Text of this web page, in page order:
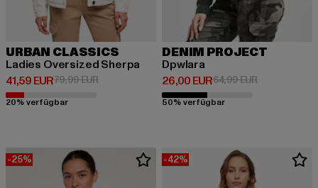
URBAN CLASSICS
Ladies Oversized Sherpa
41,59 EUR
Derzeitiger Preis: 41,59 EUR
79,99 EURAktionspreis: 79,99 EUR
20% verfügbar
DENIM PROJECT
Dpwlara
26,00 EUR
Derzeitiger Preis: 26,00 EUR
64,99 EURAktionspreis:
50% verfügbar
-25% -42%